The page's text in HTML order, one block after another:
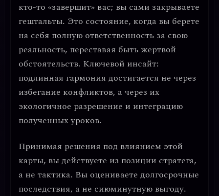
кто-то «завершит» вас; вы сами закрываете
гештальты. Это состояние, когда вы берете
на себя полную ответственность за свою
реальность, переставая быть жертвой
обстоятельств. Ключевой инсайт:
подлинная гармония достигается не через
избегание конфликтов, а через их
экологичное разрешение и интеграцию
полученных уроков.
Принимая решения под влиянием этой
карты, вы действуете из позиции стратега,
а не тактика. Вы оцениваете долгосрочные
последствия, а не сиюминутную выгоду.